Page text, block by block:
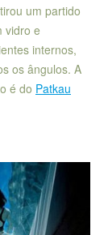
um partido
vidro e
internos,
os ângulos. A
é do Patkau